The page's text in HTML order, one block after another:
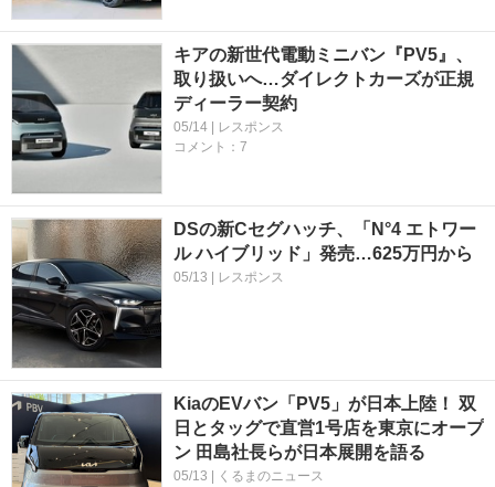
キアの新世代電動ミニバン『PV5』、
取り扱いへ…ダイレクトカーズが正規
ディーラー契約
05/14 | レスポンス
コメント：7
DSの新Cセグハッチ、「N°4 エトワー
ル ハイブリッド」発売…625万円から
05/13 | レスポンス
KiaのEVバン「PV5」が日本上陸！ 双
日とタッグで直営1号店を東京にオープ
ン 田島社長らが日本展開を語る
05/13 | くるまのニュース